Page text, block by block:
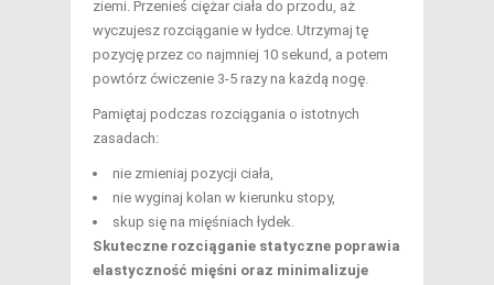
ziemi. Przenieś ciężar ciała do przodu, aż
wyczujesz rozciąganie w łydce. Utrzymaj tę
pozycję przez co najmniej 10 sekund, a potem
powtórz ćwiczenie 3-5 razy na każdą nogę.
Pamiętaj podczas rozciągania o istotnych
zasadach:
nie zmieniaj pozycji ciała,
nie wyginaj kolan w kierunku stopy,
skup się na mięśniach łydek.
Skuteczne rozciąganie statyczne poprawia
elastyczność mięśni oraz minimalizuje